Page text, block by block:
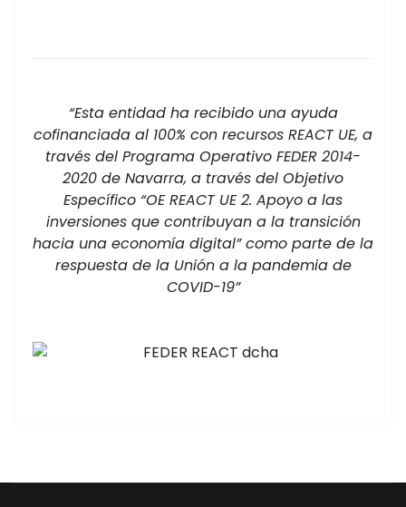
“Esta entidad ha recibido una ayuda
cofinanciada al 100% con recursos REACT UE, a
través del Programa Operativo FEDER 2014-
2020 de Navarra, a través del Objetivo
Específico “OE REACT UE 2. Apoyo a las
inversiones que contribuyan a la transición
hacia una economía digital” como parte de la
respuesta de la Unión a la pandemia de
COVID-19”